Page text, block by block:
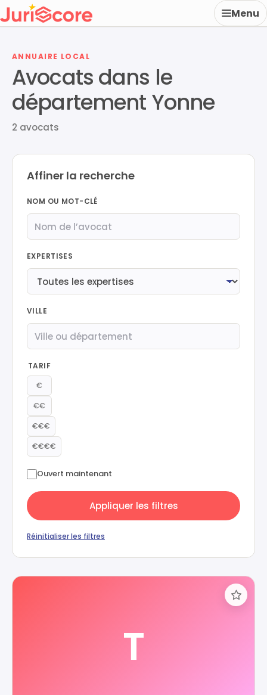
Menu
ANNUAIRE LOCAL
Avocats dans le
département Yonne
2 avocats
Affiner la recherche
NOM OU MOT-CLÉ
EXPERTISES
VILLE
TARIF
€
€€
€€€
€€€€
Ouvert maintenant
Appliquer les filtres
Réinitialiser les filtres
T